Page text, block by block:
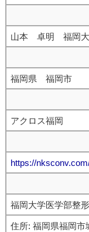
山本 卓明 福岡大
福岡県 福岡市
アクロス福岡
https://
福岡大学医学部整
住所: 福岡県福岡市